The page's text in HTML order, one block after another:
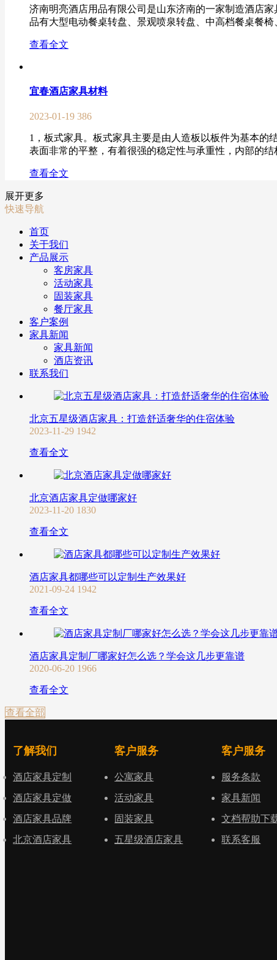
济南明亮酒店用品有限公司是山东济南的一家制造酒店
品有大型电动餐桌转盘、景观喷泉转盘、中高档餐桌餐
查看全文
宜春酒店家具材料
2023-01-19 386
1，板式家具。板式家具主要是由人造板以板件为基本
表面非常的平整，有着很强的稳定性与承重性，内部的
查看全文
展开更多
快速导航
首页
关于我们
产品展示
客房家具
活动家具
固装家具
餐厅家具
客户案例
家具新闻
家具新闻
酒店资讯
联系我们
北京五星级酒店家具：打造舒适奢华的住宿体验
2023-11-29 1942
查看全文
北京酒店家具定做哪家好
2023-11-20 1830
查看全文
酒店家具都哪些可以定制生产效果好
2021-09-24 1942
查看全文
酒店家具定制厂哪家好怎么选？学会这几步更靠谱
2020-06-20 1966
查看全文
查看全部
了解我们
酒店家具定制
酒店家具定做
酒店家具品牌
北京酒店家具
客户服务
公寓家具
活动家具
固装家具
五星级酒店家具
客户服务
服务条款
家具新闻
文档帮助下
联系客服